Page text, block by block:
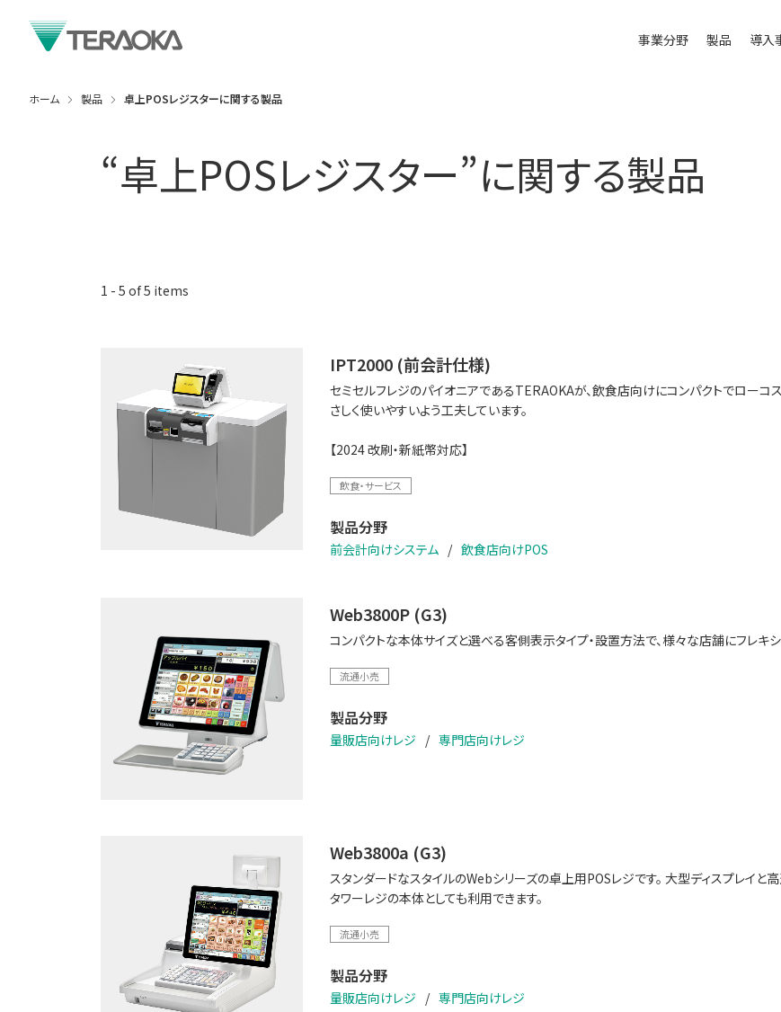
事業分野 製品 導入
ホーム 製品 卓上POSレジスターに関する製品
“卓上POSレジスター”に関する製品
1 - 5 of5 items
IPT2000 (前会計仕様)
セミセルフレジのパイオニアであるTERAOKAが、飲食店向けにコンパクトでローコ
さしく使いやすいよう工夫しています。
【2024 改刷・新紙幣対応】
飲食・サービス
製品分野
前会計向けシステム 飲食店向けPOS
Web3800P (G3)
コンパクトな本体サイズと選べる客側表示タイプ・設置方法で、様々な店舗にフレキ
流通小売
製品分野
量販店向けレジ 専門店向けレジ
Web3800a (G3)
スタンダードなスタイルのWebシリーズの卓上用POSレジです。 大型ディスプレイと
タワーレジの本体としても利用できます。
流通小売
製品分野
量販店向けレジ 専門店向けレジ